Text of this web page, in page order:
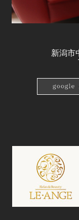
新潟市